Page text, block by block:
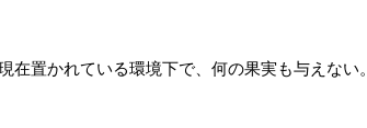
在置かれている環境下で、何の果実も与えない。